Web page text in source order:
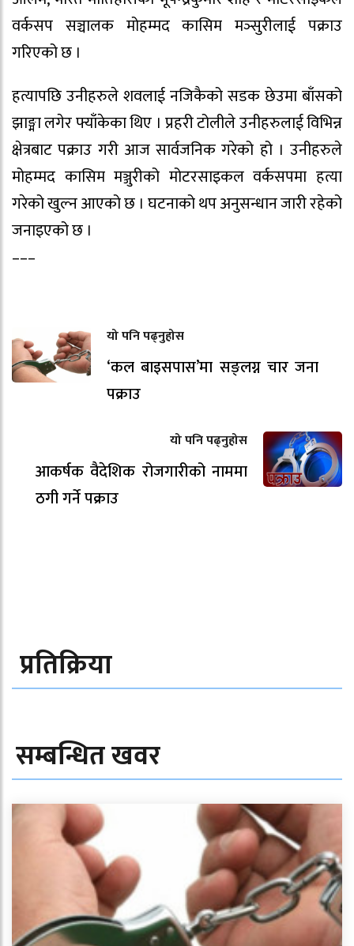
वर्कसप सञ्चालक मोहम्मद कासिम मञ्सुरीलाई पक्राउ
गरिएको छ ।
हत्यापछि उनीहरुले शवलाई नजिकैको सडक छेउमा बाँसको
झाङ्मा लगेर फ्याँकेका थिए । प्रहरी टोलीले उनीहरुलाई विभिन्न
क्षेत्रबाट पक्राउ गरी आज सार्वजनिक गरेको हो । उनीहरुले
मोहम्मद कासिम मञ्जुरीको मोटरसाइकल वर्कसपमा हत्या
गरेको खुल्न आएको छ । घटनाको थप अनुसन्धान जारी रहेको
जनाइएको छ ।
–––
यो पनि पढ्नुहोस
‘कल बाइसपास’मा सङ्लग्न चार जना
पक्राउ
यो पनि पढ्नुहोस
आकर्षक वैदेशिक रोजगारीको नाममा
ठगी गर्ने पक्राउ
प्रतिक्रिया
सम्बन्धित खवर